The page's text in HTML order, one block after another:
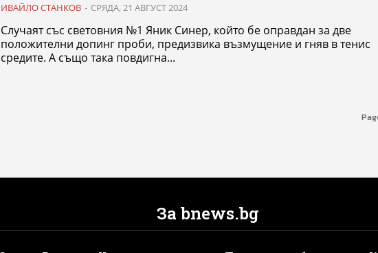
ИВАЙЛО СТАНКОВ - СРЯДА, 21 АВГУСТ 2024
Случаят със световния №1 Яник Синер, който бе оправдан за две
положителни допинг проби, предизвика възмущение и гняв в тенис
средите. А също така повдигна...
За bnews.bg